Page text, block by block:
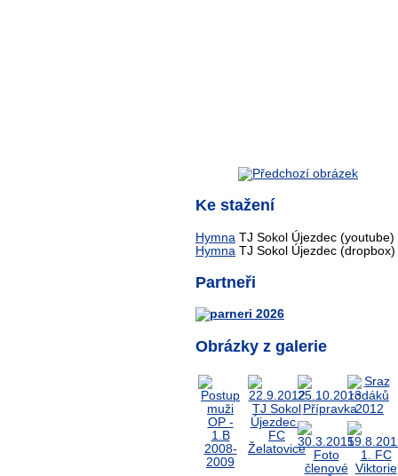
Ke stažení
Hymna TJ Sokol Újezdec (youtube)
Hymna TJ Sokol Újezdec (dropbox)
Partneři
Obrázky z galerie